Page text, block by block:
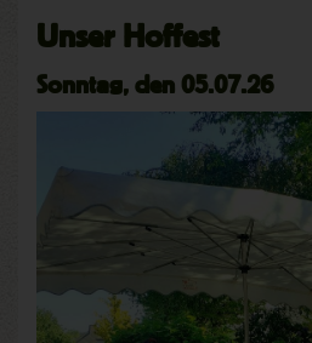
Unser Hoffest
Sonntag, den 05.07.26